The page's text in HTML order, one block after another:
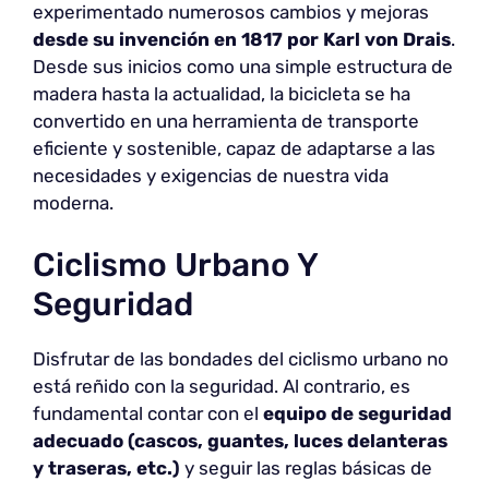
experimentado numerosos cambios y mejoras
desde su invención en 1817 por Karl von Drais.
Desde sus inicios como una simple estructura de
madera hasta la actualidad, la bicicleta se ha
convertido en una herramienta de transporte
eficiente y sostenible, capaz de adaptarse a las
necesidades y exigencias de nuestra vida
moderna.
Ciclismo Urbano Y
Seguridad
Disfrutar de las bondades del ciclismo urbano no
está reñido con la seguridad. Al contrario, es
fundamental contar con el equipo de seguridad
adecuado (cascos, guantes, luces delanteras
y traseras, etc.) y seguir las reglas básicas de